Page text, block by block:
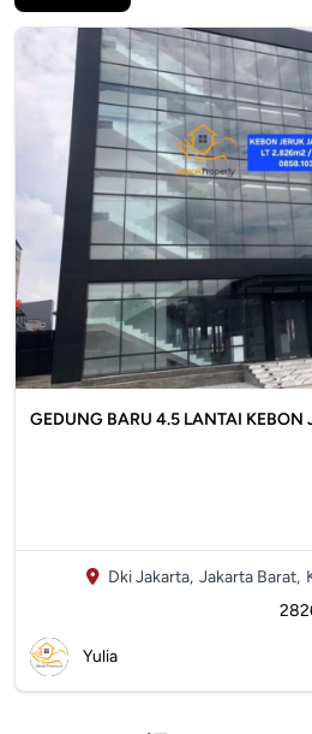
GEDUNG BARU 4.5 LANTAI KEBON
Dki Jakarta, Jakarta Barat,
Yulia